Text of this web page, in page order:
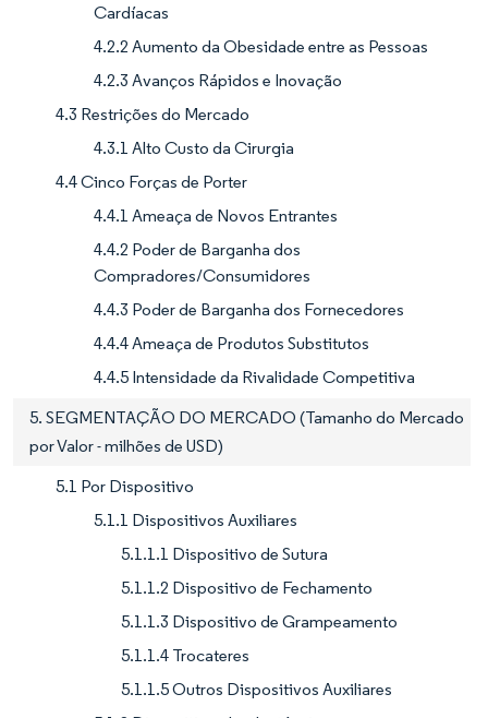
Cardíacas
4.2.2 Aumento da Obesidade entre as Pessoas
4.2.3 Avanços Rápidos e Inovação
4.3 Restrições do Mercado
4.3.1 Alto Custo da Cirurgia
4.4 Cinco Forças de Porter
4.4.1 Ameaça de Novos Entrantes
4.4.2 Poder de Barganha dos
Compradores/Consumidores
4.4.3 Poder de Barganha dos Fornecedores
4.4.4 Ameaça de Produtos Substitutos
4.4.5 Intensidade da Rivalidade Competitiva
5. SEGMENTAÇÃO DO MERCADO (Tamanho do Mercado
por Valor - milhões de USD)
5.1 Por Dispositivo
5.1.1 Dispositivos Auxiliares
5.1.1.1 Dispositivo de Sutura
5.1.1.2 Dispositivo de Fechamento
5.1.1.3 Dispositivo de Grampeamento
5.1.1.4 Trocateres
5.1.1.5 Outros Dispositivos Auxiliares